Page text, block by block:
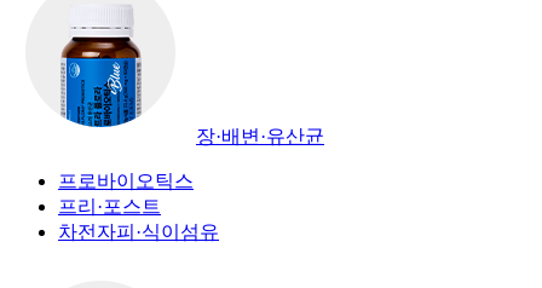
장·배변·유산균
프로바이오틱스
프리·포스트
차전자피·식이섬유